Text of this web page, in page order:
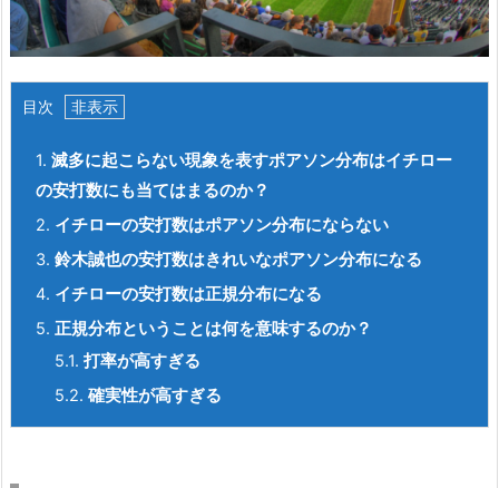
目次
1. 滅多に起こらない現象を表すポアソン分布はイチロー
の安打数にも当てはまるのか？
2. イチローの安打数はポアソン分布にならない
3. 鈴木誠也の安打数はきれいなポアソン分布になる
4. イチローの安打数は正規分布になる
5. 正規分布ということは何を意味するのか？
5.1. 打率が高すぎる
5.2. 確実性が高すぎる